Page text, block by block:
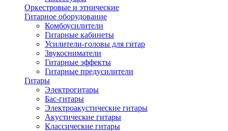
Оркестровые и этнические
Гитарное оборудование
Комбоусилители
Гитарные кабинеты
Усилители-головы для гитар
Звукосниматели
Гитарные эффекты
Гитарные предусилители
Гитары
Электрогитары
Бас-гитары
Электроакустические гитары
Акустические гитары
Классические гитары